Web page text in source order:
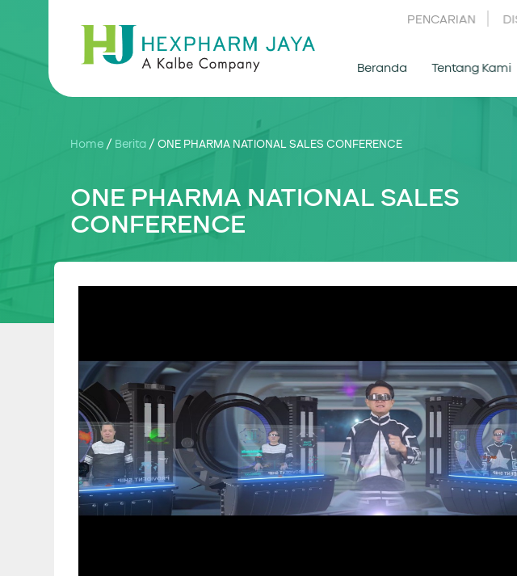
PENCARIAN
Beranda Tentang Kami
Home / Berita / ONE PHARMA NATIONAL SALES CONFERENCE
ONE PHARMA NATIONAL SALES
CONFERENCE